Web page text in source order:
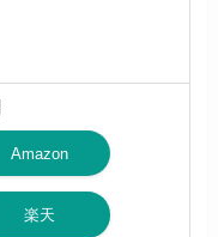
Amazon
楽天